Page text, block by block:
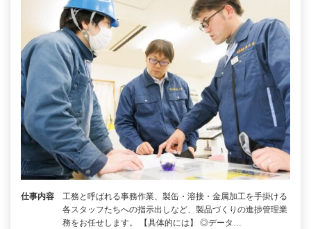
仕事内容
工務と呼ばれる事務作業、製缶・溶接・金属加工を手掛ける
各スタッフたちへの指示出しなど、製品づくりの進捗管理業
務をお任せします。 【具体的には】 ◎データ…